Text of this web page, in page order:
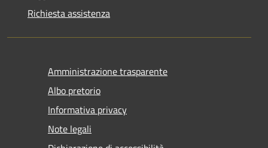
Richiesta assistenza
Amministrazione trasparente
Albo pretorio
Informativa privacy
Note legali